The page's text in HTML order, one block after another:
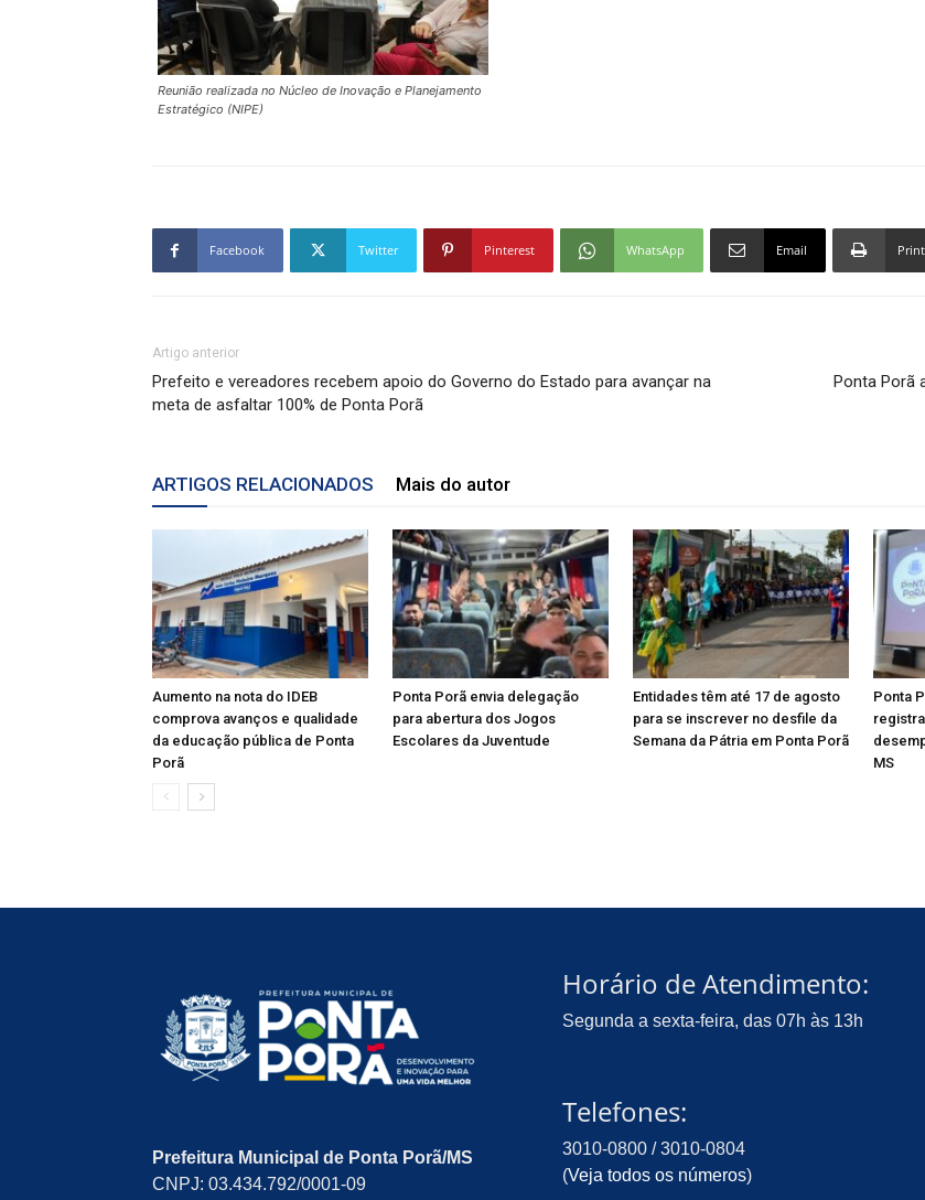
Reunião realizada no Núcleo de Inovação e Planejamento
Estratégico (NIPE)
Facebook Twitter Pinterest WhatsApp Email Print
Artigo anterior
Prefeito e vereadores recebem apoio do Governo do Estado para avançar na
meta de asfaltar 100% de Ponta Porã
Ponta Porã
ARTIGOS RELACIONADOS Mais do autor
Aumento na nota do IDEB
comprova avanços e qualidade
da educação pública de Ponta
Porã
Ponta Porã envia delegação
para abertura dos Jogos
Escolares da Juventude
Entidades têm até 17 de agosto
para se inscrever no desfile da
Semana da Pátria em Ponta Porã
Ponta
MS
Prefeitura Municipal de Ponta Porã/MS
CNPJ: 03.434.792/0001-09
Horário de Atendimento:
Segunda a sexta-feira, das 07h às 13h
Telefones:
3010-0800 / 3010-0804
(Veja todos os números)